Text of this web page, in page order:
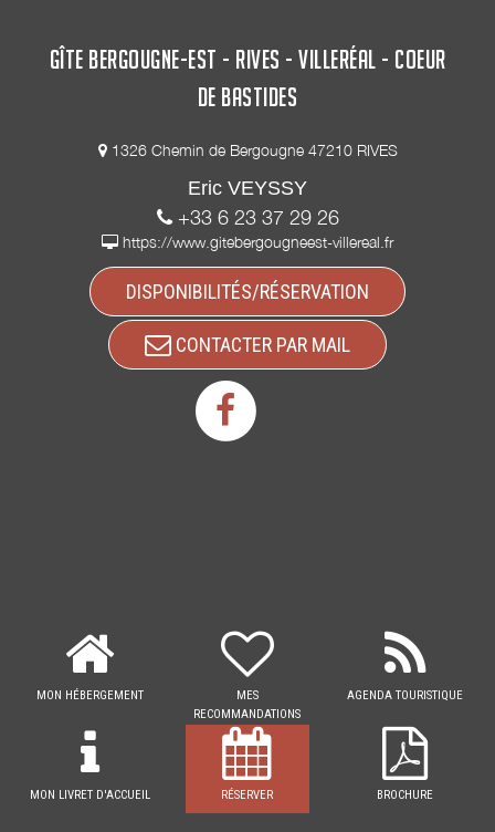
GÎTE BERGOUGNE-EST - RIVES - VILLERÉAL - COEUR
DE BASTIDES
1326 Chemin de Bergougne 47210 RIVES
Eric VEYSSY
+33 6 23 37 29 26
https://www.gitebergougneest-villereal.fr
DISPONIBILITÉS/RÉSERVATION
CONTACTER PAR MAIL
MON HÉBERGEMENT
MES
RECOMMANDATIONS
AGENDA TOURISTIQUE
MON LIVRET D'ACCUEIL RÉSERVER BROCHURE